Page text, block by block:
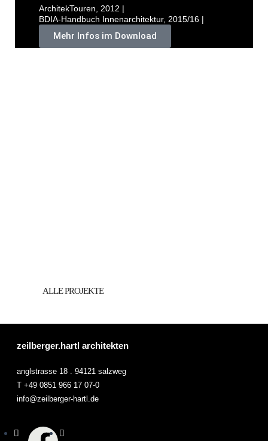
ArchitekTouren, 2012 |
BDIA-Handbuch Innenarchitektur, 2015/16 |
Mehr Infos im Download
ALLE PROJEKTE
zeilberger.hartl architekten
anglstrasse 18 . 94121 salzweg
T +49 0851 966 17 07-0
info@zeilberger-hartl.de